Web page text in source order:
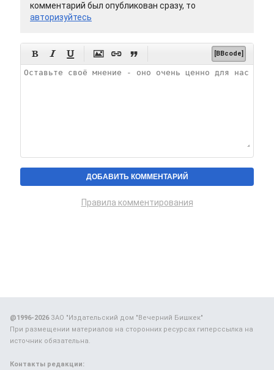
комментарий был опубликован сразу, то
авторизуйтесь
      [BBcode]
Правила комментирования
@1996-2026ЗАО "Издательский дом "Вечерний Бишкек"
При размещении материалов на сторонних ресурсах гиперссылка на
источник обязательна.
Контакты редакции: